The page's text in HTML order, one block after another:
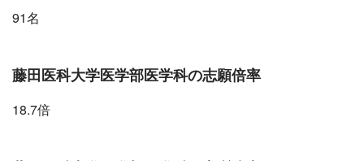
91名
藤田医科大学医学部医学科の志願倍率
18.7倍